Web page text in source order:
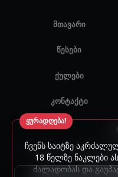
ყურადღება!
ჩვენს საიტზე
18 წელზე ნაკლები
ძალადობას და
მთავარი
წესები
ქულები
კონტაქტი
© 2024 - 2026